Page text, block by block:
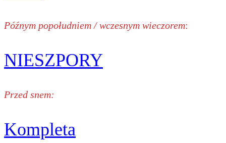
Późnym popołudniem / wczesnym wieczorem:
NIESZPORY
Przed snem:
Kompleta